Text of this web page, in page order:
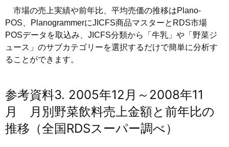
市場の売上実績や前年比、平均売価の推移はPlano-
POS、PlanogrammerにJICFS商品マスターとRDS市場
POSデータを取込み、JICFS分類から「牛乳」や「野菜ジ
ュース」のサブカテゴリーを選択するだけで簡単に分析す
ることができます。
参考資料3. 2005年12月～2008年11
月 月別野菜飲料売上金額と前年比の
推移（全国RDSスーパー調べ）